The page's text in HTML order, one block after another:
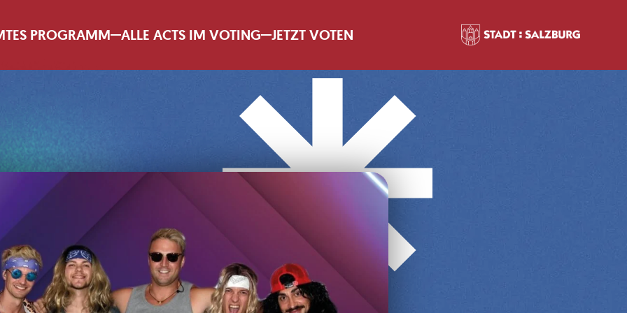
PROGRAMM ALLE ACTS IM VOTING JETZT VOTEN